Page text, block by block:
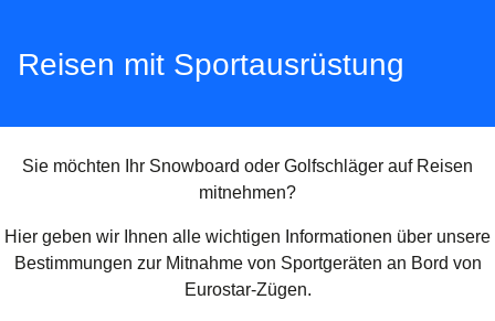
Reisen mit Sportausrüstung
Sie möchten Ihr Snowboard oder Golfschläger auf Reisen
mitnehmen?
Hier geben wir Ihnen alle wichtigen Informationen über unsere
Bestimmungen zur Mitnahme von Sportgeräten an Bord von
Eurostar-Zügen.